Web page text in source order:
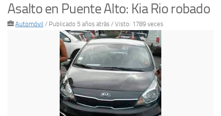
Asalto en Puente Alto: Kia Rio robado
Automóvil / Publicado 5 años atrás / Visto: 1789 veces